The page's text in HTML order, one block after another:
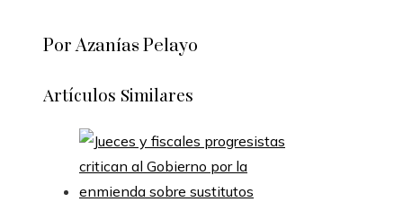
Por Azanías Pelayo
Artículos Similares